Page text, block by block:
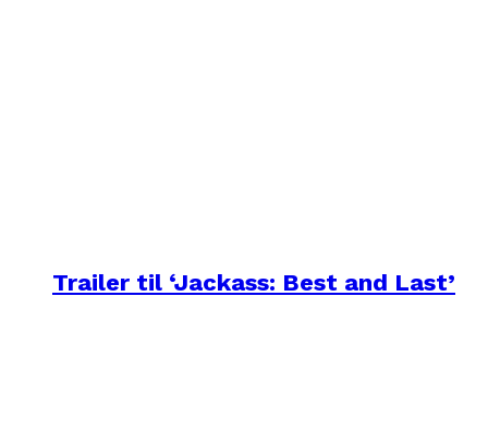
Trailer til ‘Jackass: Best and Last’